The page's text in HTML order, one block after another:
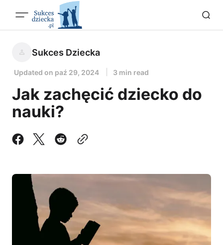
Sukces Dziecka
Updated on paź 29, 2024 3 min read
Jak zachęcić dziecko do
nauki?